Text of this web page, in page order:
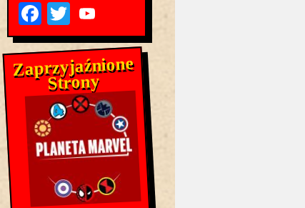
Facebook
TwitterYouTube
Zaprzyjaźnione
Strony